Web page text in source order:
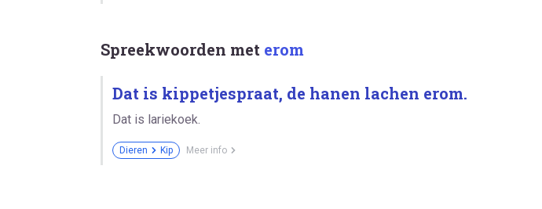
Spreekwoorden met erom
Dat is kippetjespraat, de hanen lachen erom.
Dat is lariekoek.
Dieren Kip Meer info